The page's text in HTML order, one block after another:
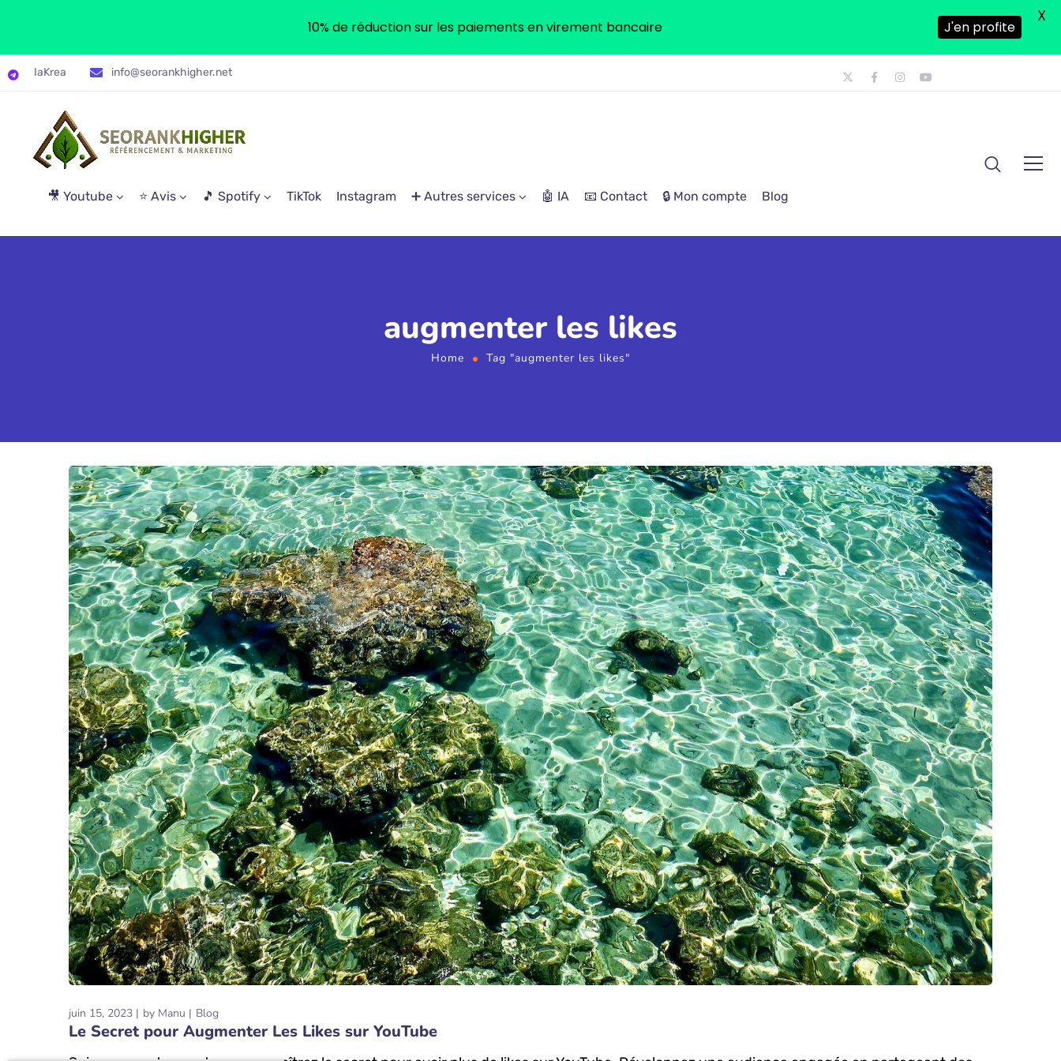
IaKrea info@seorankhigher.net
🎥 Youtube ⭐ Avis 🎵 Spotify TikTok Instagram ➕ Autres services 🤖 IA 📧 Contact 🔒 Mon compte Blog
augmenter les likes
Home Tag "augmenter les likes"
juin 15, 2023 by Manu Blog
Le Secret pour Augmenter Les Likes sur YouTube
10% de réduction sur les paiements en virement bancaire J'en profite
X